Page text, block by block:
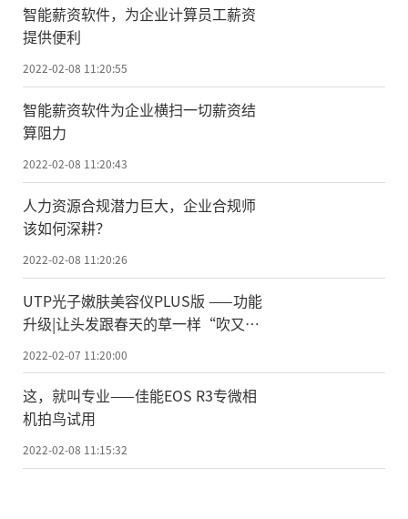
智能薪资软件，为企业计算员工薪资
提供便利
2022-02-08 11:20:55
智能薪资软件为企业横扫一切薪资结
算阻力
2022-02-08 11:20:43
人力资源合规潜力巨大，企业合规师
该如何深耕？
2022-02-08 11:20:26
UTP光子嫩肤美容仪PLUS版 ——功能
升级|让头发跟春天的草一样“吹又
2022-02-07 11:20:00
这，就叫专业——佳能EOS R3专微相
机拍鸟试用
2022-02-08 11:15:32